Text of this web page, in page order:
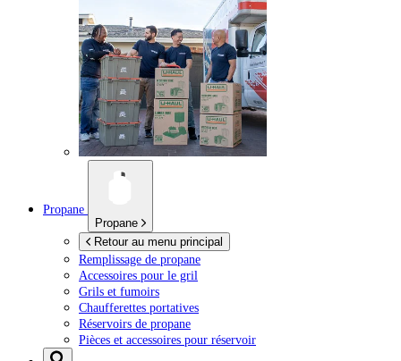
Propane
Propane
Retour au menu principal
Remplissage de propane
Accessoires pour le gril
Grils et fumoirs
Chaufferettes portatives
Réservoirs de propane
Pièces et accessoires pour réservoir